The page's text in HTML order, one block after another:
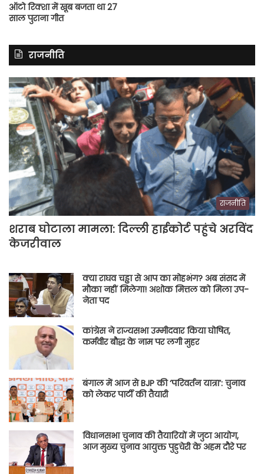
ऑटो रिक्शा में खूब बजता था 27
साल पुराना गीत
राजनीति
राजनीति
शराब घोटाला मामला: दिल्ली हाईकोर्ट पहुंचे अरविंद
केजरीवाल
क्या राघव चड्ढा से आप का मोहभंग? अब संसद में
मौका नहीं मिलेगा! अशोक मित्तल को मिला उप-
नेता पद
कांग्रेस ने राज्यसभा उम्मीदवार किया घोषित,
कर्मवीर बौद्ध के नाम पर लगी मुहर
बंगाल में आज से BJP की ‘परिवर्तन यात्रा’: चुनाव
को लेकर पार्टी की तैयारी
विधानसभा चुनाव की तैयारियों में जुटा आयोग,
आज मुख्य चुनाव आयुक्त पुडुचेरी के अहम दौरे पर